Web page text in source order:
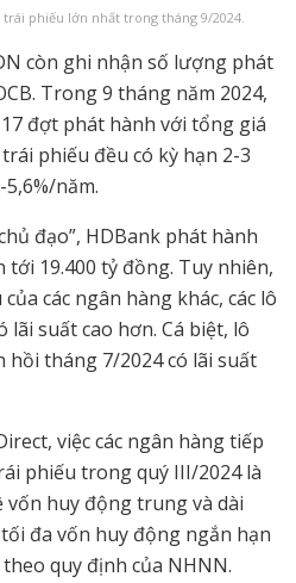
phiếu lớn nhất trong tháng 9/2024.
còn ghi nhận số lượng phát
Trong 9 tháng năm 2024,
đợt phát hành với tổng giá
phiếu đều có kỳ hạn 2-3
năm.
đạo”, HDBank phát hành
19.400 tỷ đồng. Tuy nhiên,
các ngân hàng khác, các lô
lãi suất cao hơn. Cá biệt, lô
hồi tháng 7/2024 có lãi suất
việc các ngân hàng tiếp
phiếu trong quý III/2024 là
vốn huy động trung và dài
đa vốn huy động ngắn hạn
quy định của NHNN.